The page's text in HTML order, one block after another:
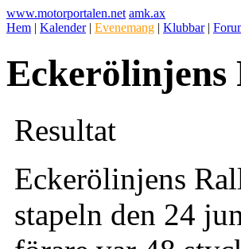
www.motorportalen.net amk.ax
Hem | Kalender | Evenemang | Klubbar |
Resultat
Eckerölinjens
stapeln den 24